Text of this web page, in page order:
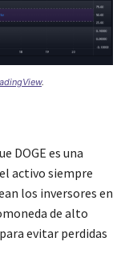
.
DOGE es una
activo siempre
los inversores en
de alto
evitar perdidas